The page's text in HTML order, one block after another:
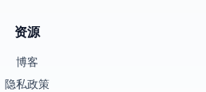
资源
博客
隐私政策